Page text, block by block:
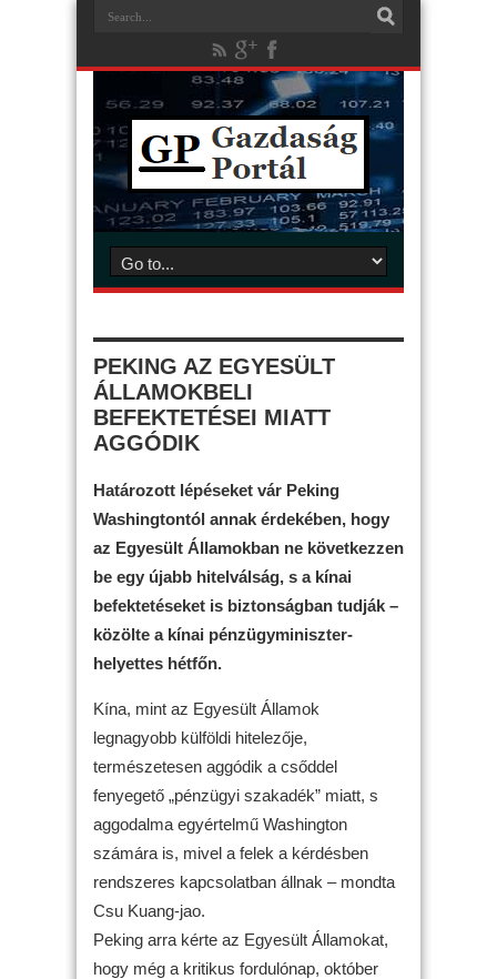
PEKING AZ EGYESÜLT
ÁLLAMOKBELI
BEFEKTETÉSEI MIATT
AGGÓDIK
Határozott lépéseket vár Peking
Washingtontól annak érdekében, hogy
az Egyesült Államokban ne következzen
be egy újabb hitelválság, s a kínai
befektetéseket is biztonságban tudják –
közölte a kínai pénzügyminiszter-
helyettes hétfőn.
Kína, mint az Egyesült Államok
legnagyobb külföldi hitelezője,
természetesen aggódik a csőddel
fenyegető „pénzügyi szakadék” miatt, s
aggodalma egyértelmű Washington
számára is, mivel a felek a kérdésben
rendszeres kapcsolatban állnak – mondta
Csu Kuang-jao.
Peking arra kérte az Egyesült Államokat,
hogy még a kritikus fordulónap, október